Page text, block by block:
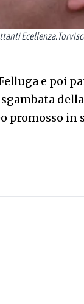
e poi
promosso in